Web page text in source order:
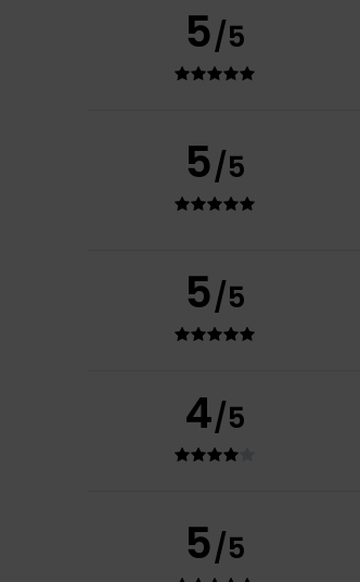
5/5
5/5
5/5
4/5
5/5